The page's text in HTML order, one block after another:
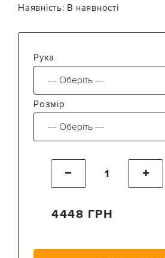
Наявність: В наявності
Рука
Розмір
4448 ГРН